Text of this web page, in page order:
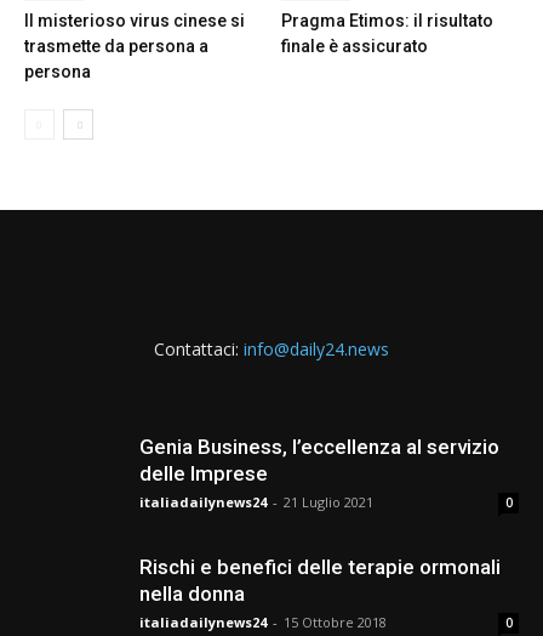
Il misterioso virus cinese si
trasmette da persona a
persona
Pragma Etimos: il risultato
finale è assicurato
Contattaci: info@daily24.news
Genia Business, l’eccellenza al servizio
delle Imprese
italiadailynews24 - 21 Luglio 2021 0
Rischi e benefici delle terapie ormonali
nella donna
italiadailynews24 - 15 Ottobre 2018 0